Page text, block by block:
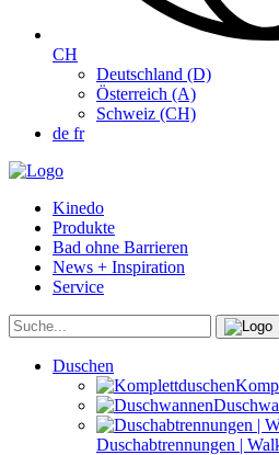
CH
Deutschland (D)
Österreich (A)
Schweiz (CH)
de fr
Kinedo
Produkte
Bad ohne Barrieren
News + Inspiration
Service
Duschen
Duschabtrennungen |